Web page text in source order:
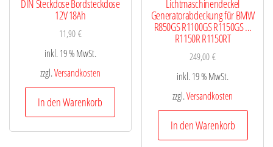
DIN Steckdose Bordsteckdose
12V 18Ah
11,90€
inkl. 19 % MwSt.
zzgl.Versandkosten
In den Warenkorb
Lichtmaschinendeckel
Generatorabdeckung für BMW
R850GS R1100GS R1150GS …
R1150R R1150RT
249,00€
inkl. 19 % MwSt.
zzgl.Versandkosten
In den Warenkorb